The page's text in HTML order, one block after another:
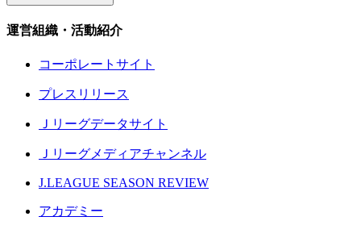
運営組織・活動紹介
コーポレートサイト
プレスリリース
Ｊリーグデータサイト
Ｊリーグメディアチャンネル
J.LEAGUE SEASON REVIEW
アカデミー